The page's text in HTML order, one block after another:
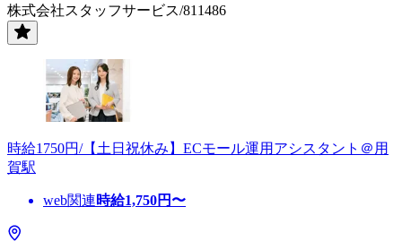
株式会社スタッフサービス/811486
時給1750円/【土日祝休み】ECモール運用アシスタント＠用
賀駅
web関連時給1,750円〜